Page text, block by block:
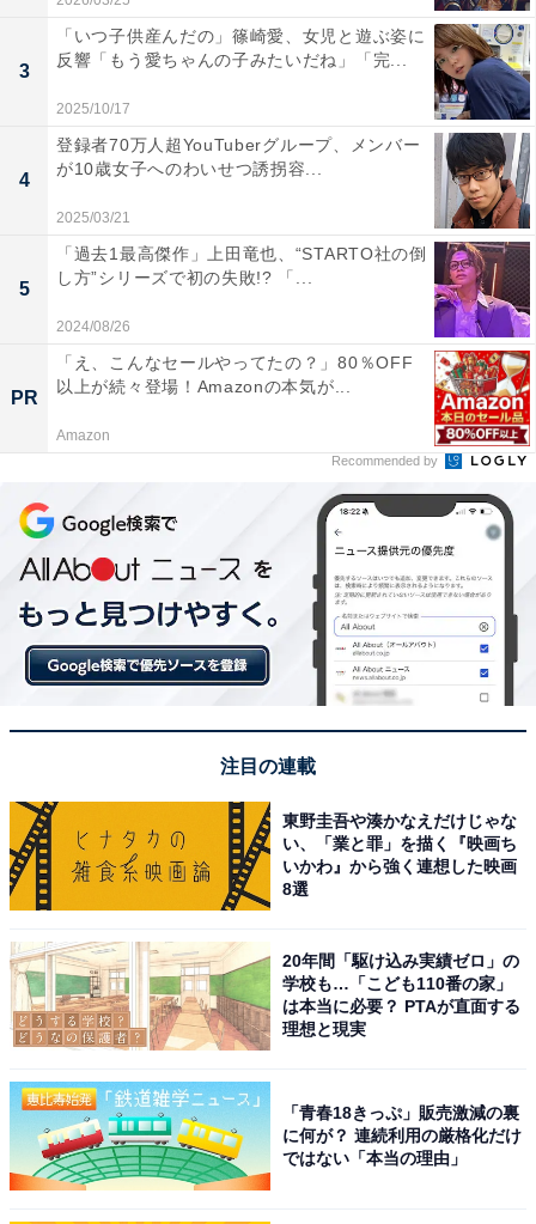
3
「いつ子供産んだの」篠崎愛、女児と遊ぶ姿に
反響「もう愛ちゃんの子みたいだね」「完...
2025/10/17
4
登録者70万人超YouTuberグループ、メンバー
が10歳女子へのわいせつ誘拐容...
2025/03/21
5
「過去1最高傑作」上田竜也、“STARTO社の倒
し方”シリーズで初の失敗!? 「...
2024/08/26
PR
「え、こんなセールやってたの？」80％OFF
以上が続々登場！Amazonの本気が...
Amazon
Recommended by
注目の連載
東野圭吾や湊かなえだけじゃな
い、「業と罪」を描く『映画ち
いかわ』から強く連想した映画
8選
20年間「駆け込み実績ゼロ」の
学校も…「こども110番の家」
は本当に必要？ PTAが直面する
理想と現実
「青春18きっぷ」販売激減の裏
に何が？ 連続利用の厳格化だけ
ではない「本当の理由」